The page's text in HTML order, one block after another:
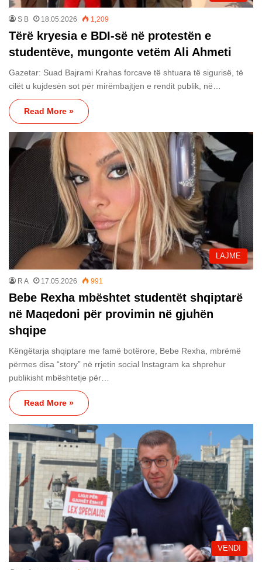
S B 18.05.2026 1,209
Tërë kryesia e BDI-së në protestën e
studentëve, mungonte vetëm Ali Ahmeti
Gazetar: Suad Bajrami Krahas forcave të shtuara të sigurisë, të
cilët u kujdesën sot për mirëmbajtjen e rendit publik, në…
Read More »
LAJME
R A 17.05.2026 991
Bebe Rexha mbështet studentët shqiptarë
në Maqedoni për provimin në gjuhën
shqipe
Këngëtarja shqiptare me famë botërore, Bebe Rexha, mbrëmë
përmes disa “story” në rrjetin social Instagram ka shprehur
publikisht mbështetje për…
Read More »
VENDI